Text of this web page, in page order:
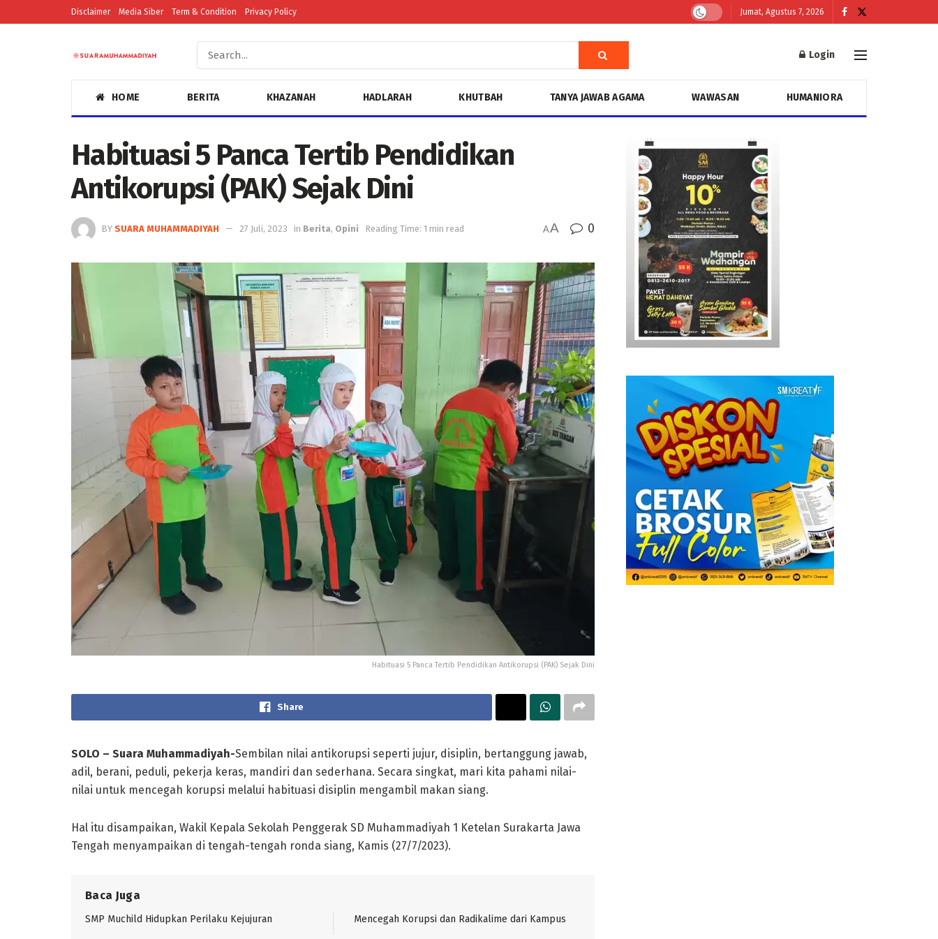
Disclaimer Media Siber Term & Condition Privacy Policy Jumat, Agustus 7, 2026
Login
HOME BERITA KHAZANAH HADLARAH KHUTBAH TANYA JAWAB AGAMA WAWASAN HUMANIORA
Habituasi 5 Panca Tertib Pendidikan
Antikorupsi (PAK) Sejak Dini
BY SUARA MUHAMMADIYAH 27 Juli, 2023 in Berita, Opini Reading Time: 1 min read AA 0
Habituasi 5 Panca Tertib Pendidikan Antikorupsi (PAK) Sejak Dini
Share
SOLO – Suara Muhammadiyah-Sembilan nilai antikorupsi seperti jujur, disiplin, bertanggung jawab,
adil, berani, peduli, pekerja keras, mandiri dan sederhana. Secara singkat, mari kita pahami nilai-
nilai untuk mencegah korupsi melalui habituasi disiplin mengambil makan siang.
Hal itu disampaikan, Wakil Kepala Sekolah Penggerak SD Muhammadiyah 1 Ketelan Surakarta Jawa
Tengah menyampaikan di tengah-tengah ronda siang, Kamis (27/7/2023).
Baca Juga
SMP Muchild Hidupkan Perilaku Kejujuran Mencegah Korupsi dan Radikalime dari Kampus